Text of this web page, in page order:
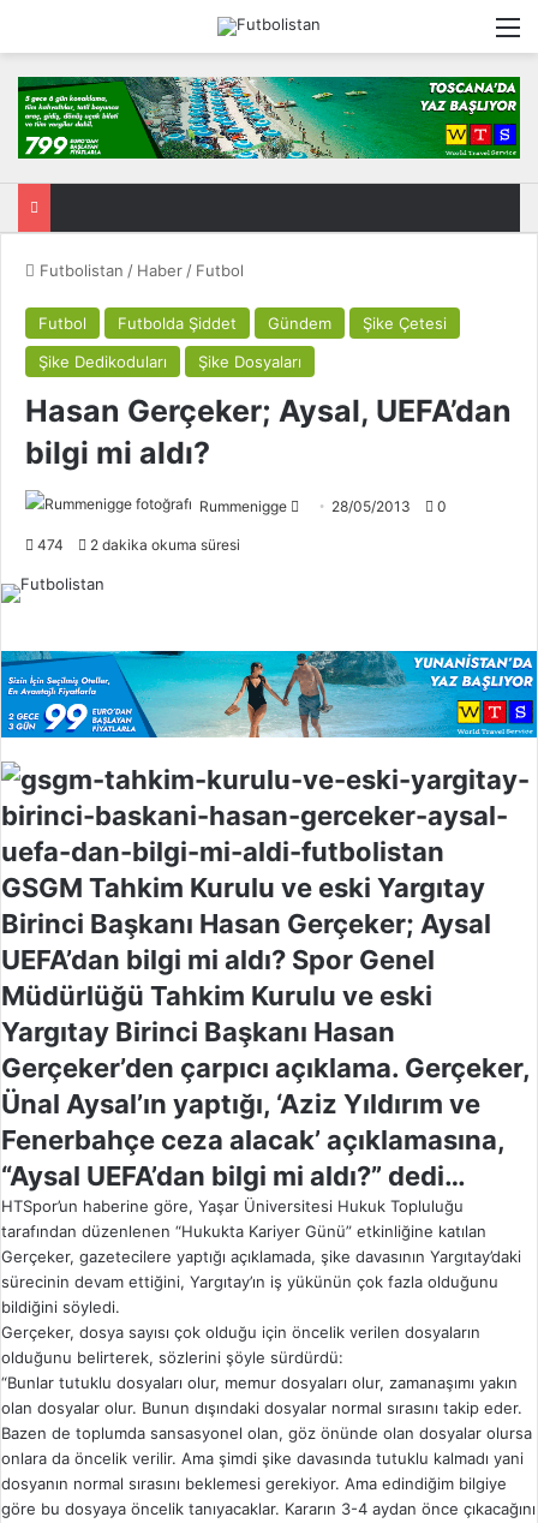
Futbolistan / Haber / Futbol
Futbol Futbolda Şiddet Gündem
Şike Çetesi
Şike Dedikoduları
Şike Dosyaları
Hasan Gerçeker; Aysal, UEFA’dan
bilgi mi aldı?
Rummenigge
w
o
n
X
28/05/2013 0
474 2 dakika okuma süresi
GSGM Tahkim Kurulu ve eski Yargıtay
Birinci Başkanı Hasan Gerçeker; Aysal
UEFA’dan bilgi mi aldı? Spor Genel
Müdürlüğü Tahkim Kurulu ve eski
Yargıtay Birinci Başkanı Hasan
Gerçeker’den çarpıcı açıklama. Gerçeker,
Ünal Aysal’ın yaptığı, ‘Aziz Yıldırım ve
Fenerbahçe ceza alacak’ açıklamasına,
“Aysal UEFA’dan bilgi mi aldı?” dedi…
HTSpor’un haberine göre, Yaşar Üniversitesi Hukuk Topluluğu
tarafından düzenlenen “Hukukta Kariyer Günü” etkinliğine katılan
Gerçeker, gazetecilere yaptığı açıklamada, şike davasının Yargıtay’daki
sürecinin devam ettiğini, Yargıtay’ın iş yükünün çok fazla olduğunu
bildiğini söyledi.
Gerçeker, dosya sayısı çok olduğu için öncelik verilen dosyaların
olduğunu belirterek, sözlerini şöyle sürdürdü:
“Bunlar tutuklu dosyaları olur, memur dosyaları olur, zamanaşımı yakın
olan dosyalar olur. Bunun dışındaki dosyalar normal sırasını takip eder.
Bazen de toplumda sansasyonel olan, göz önünde olan dosyalar olursa
onlara da öncelik verilir. Ama şimdi şike davasında tutuklu kalmadı yani
dosyanın normal sırasını beklemesi gerekiyor. Ama edindiğim bilgiye
göre bu dosyaya öncelik tanıyacaklar. Kararın 3-4 aydan önce çıkacağını